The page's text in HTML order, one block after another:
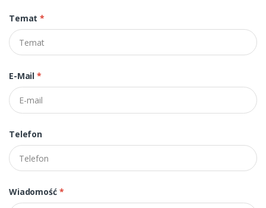
Temat*
E-Mail *
Telefon
Wiadomość *